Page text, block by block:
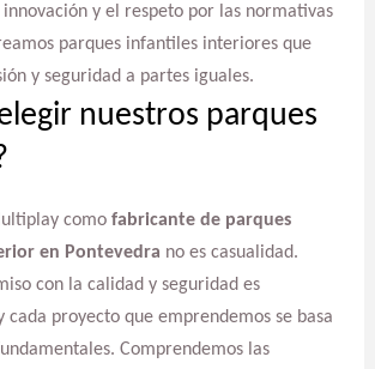
y el respeto por las normativas
parques infantiles interiores que
y seguridad a partes iguales.
nuestros parques
como fabricante de parques
en Pontevedra no es casualidad.
con la calidad y seguridad es
cada proyecto que emprendemos se basa
Comprendemos las